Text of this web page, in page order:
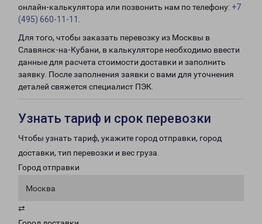
онлайн-калькулятора или позвонить нам по телефону: +7
(495) 660-11-11
Для того, чтобы заказать перевозку из Москвы в
Славянск-на-Кубани, в калькуляторе необходимо ввести
данные для расчета стоимости доставки и заполнить
заявку. После заполнения заявки с вами для уточнения
деталей свяжется специалист ПЭК.
Узнать тариф и срок перевозки
Чтобы узнать тариф, укажите город отправки, город
доставки, тип перевозки и вес груза.
Город отправки
Москва
⇄